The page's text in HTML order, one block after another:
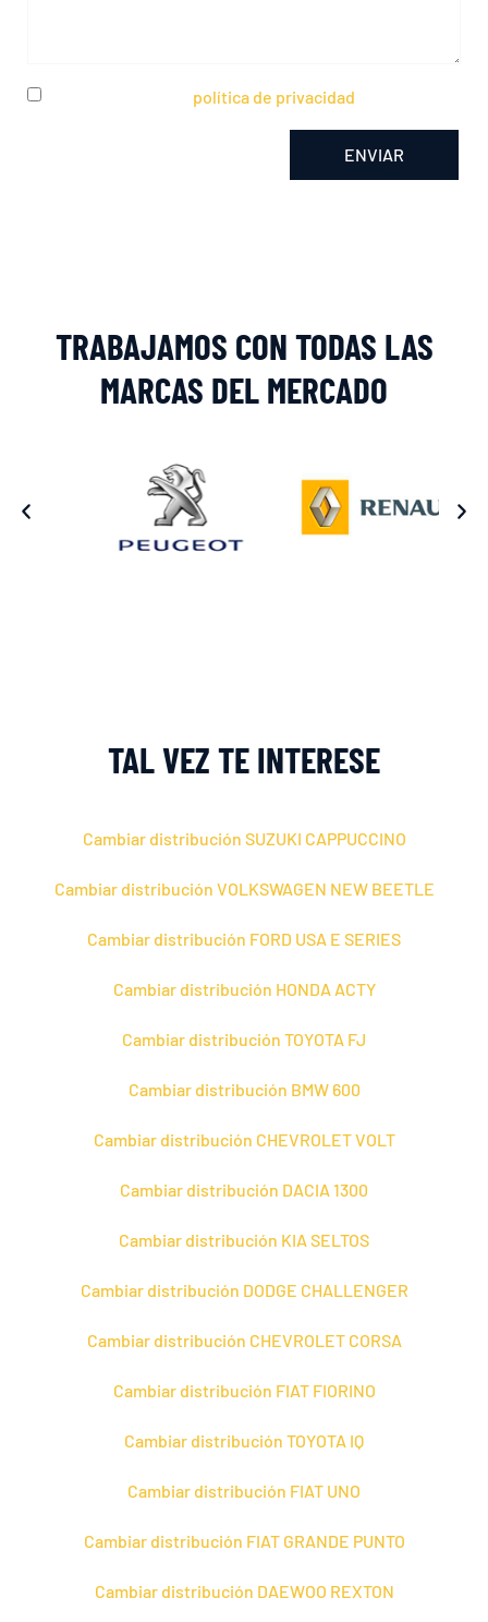
política de privacidad
ENVIAR
TRABAJAMOS CON TODAS LAS
MARCAS DEL MERCADO
TAL VEZ TE INTERESE
Cambiar distribución SUZUKI CAPPUCCINO
Cambiar distribución VOLKSWAGEN NEW BEETLE
Cambiar distribución FORD USA E SERIES
Cambiar distribución HONDA ACTY
Cambiar distribución TOYOTA FJ
Cambiar distribución BMW 600
Cambiar distribución CHEVROLET VOLT
Cambiar distribución DACIA 1300
Cambiar distribución KIA SELTOS
Cambiar distribución DODGE CHALLENGER
Cambiar distribución CHEVROLET CORSA
Cambiar distribución FIAT FIORINO
Cambiar distribución TOYOTA IQ
Cambiar distribución FIAT UNO
Cambiar distribución FIAT GRANDE PUNTO
Cambiar distribución DAEWOO REXTON